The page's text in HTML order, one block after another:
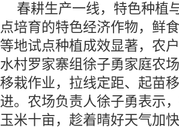
春耕生产一线，特色种植
点培育的特色经济作物，鲜
等地试点种植成效显著，农
水村罗家寨组徐子勇家庭农
移栽作业，拉线定距、起苗
进。农场负责人徐子勇表示
玉米十亩，趁着晴好天气加